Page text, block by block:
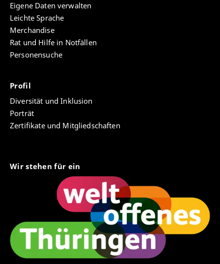
Eigene Daten verwalten
Leichte Sprache
Merchandise
Rat und Hilfe in Notfällen
Personensuche
Profil
Diversität und Inklusion
Porträt
Zertifikate und Mitgliedschaften
Wir stehen für ein